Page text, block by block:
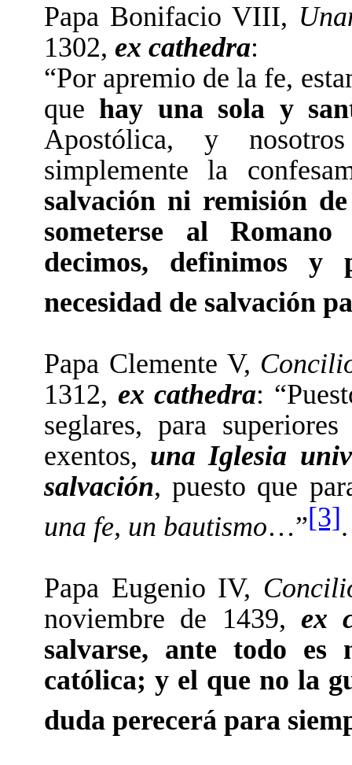
Papa Bonifacio VIII,
1302, ex cathedra:
“Por apremio de la fe,
quehay una sola y
Apostólica, y
simplemente la
salvación ni remisión
someterse al
decimos, definimos y
necesidad de salvación
Papa Clemente V,
1312, ex cathedra:
seglares, para
exentos, una Iglesia
salvación, puesto que
una fe, un bautismo…”[3].
Papa Eugenio IV,
noviembre de 1439, ex
salvarse, ante todo es
católica; y el que no la
duda perecerá para